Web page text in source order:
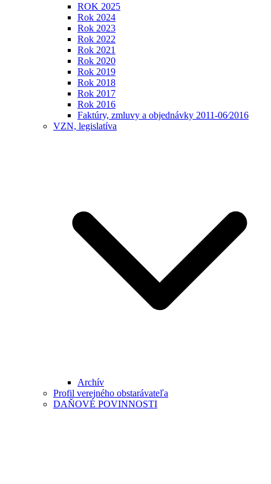
ROK 2025
Rok 2024
Rok 2023
Rok 2022
Rok 2021
Rok 2020
Rok 2019
Rok 2018
Rok 2017
Rok 2016
Faktúry, zmluvy a objednávky 2011-06⁄2016
VZN, legislatíva
Archív
Profil verejného obstarávateľa
DAŇOVÉ POVINNOSTI